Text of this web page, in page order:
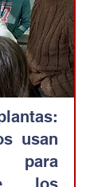
usan